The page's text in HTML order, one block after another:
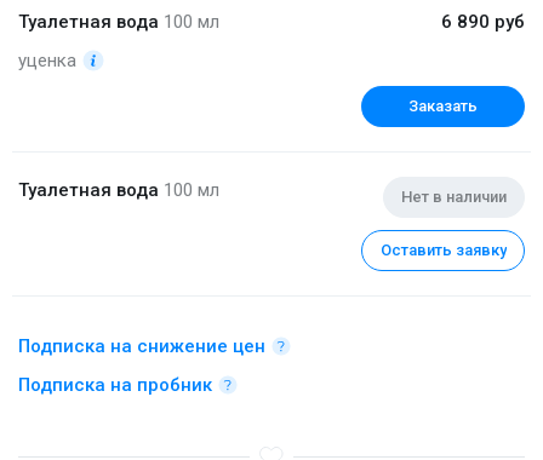
Туалетная вода 100 мл
уценка
6 890 руб
Заказать
Туалетная вода 100 мл Нет в наличии
Оставить заявку
Подписка на снижение цен
Подписка на пробник